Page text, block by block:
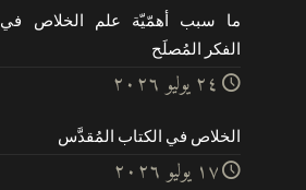
ما سبب أهمّيّة علم الخلاص في
الفكر المُصلَح
۲٤ يوليو ۲۰۲٦
الخلاص في الكتاب المُقدَّس
۱۷ يوليو ۲۰۲٦